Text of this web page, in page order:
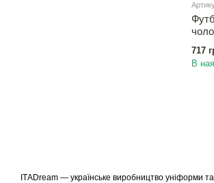
717
В
ІТАDream — українське виробництво уніформи